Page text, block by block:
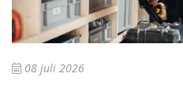
08 juli 2026